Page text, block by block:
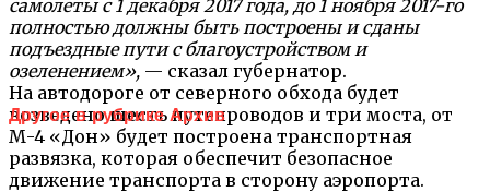
самолеты с 1 декабря 2017 года, до 1 ноября 2017-го
полностью должны быть построены и сданы
подъездные пути с благоустройством и
озеленением», — сказал губернатор.
На автодороге от северного обхода будет
возведено шесть путепроводов и три моста, от
М-4 «Дон» будет построена транспортная
развязка, которая обеспечит безопасное
движение транспорта в сторону аэропорта.
Другое в рубрике Архив